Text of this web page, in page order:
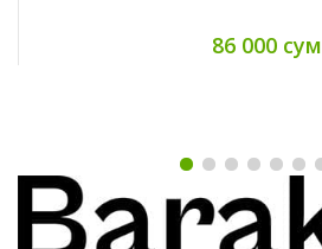
86 000 сум